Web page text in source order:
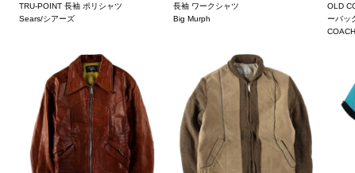
TRU-POINT 長袖 ポリシャツ
Sears/シアーズ
長袖 ワークシャツ
Big Murph
OLD
ーバッ